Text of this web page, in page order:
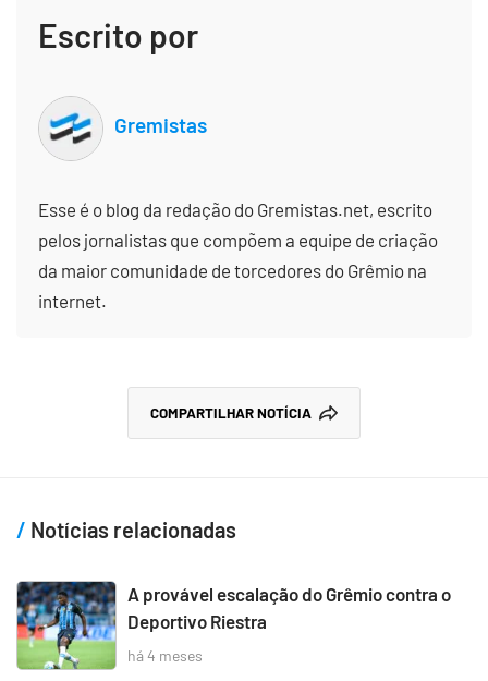
Escrito por
Gremistas
Esse é o blog da redação do Gremistas.net, escrito
pelos jornalistas que compõem a equipe de criação
da maior comunidade de torcedores do Grêmio na
internet.
COMPARTILHAR NOTÍCIA
Notícias relacionadas
A provável escalação do Grêmio contra o
Deportivo Riestra
há 4 meses